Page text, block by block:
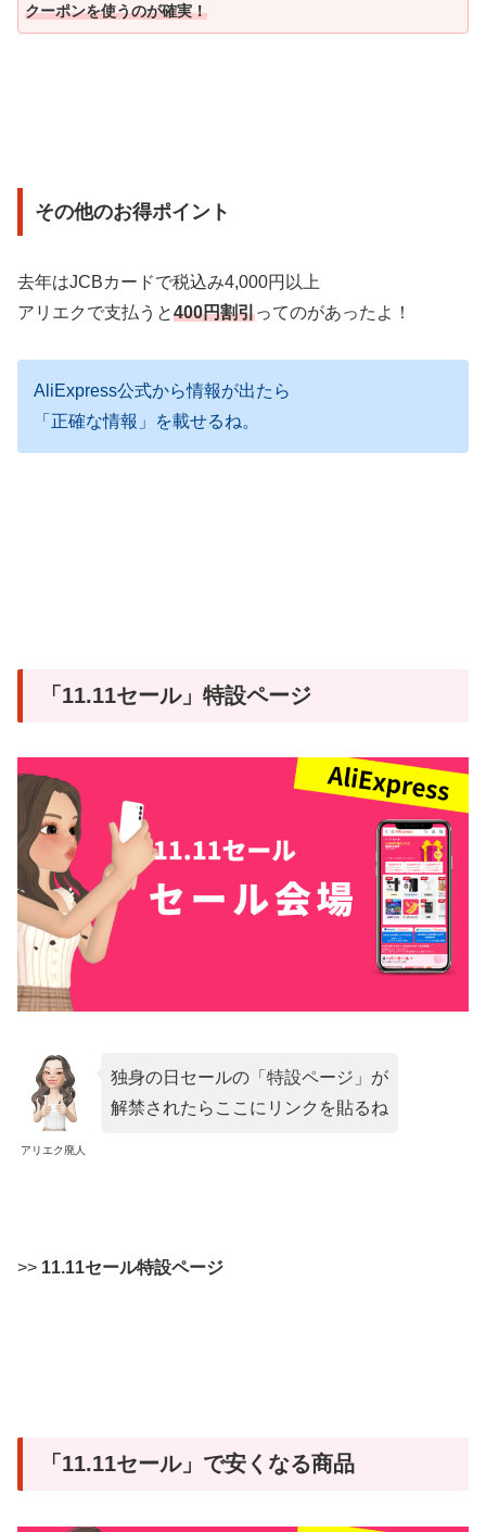
クーポンを使うのが確実！
その他のお得ポイント
去年はJCBカードで税込み4,000円以上
アリエクで支払うと400円割引ってのがあったよ！
AliExpress公式から情報が出たら
「正確な情報」を載せるね。
「11.11セール」特設ページ
アリエク廃人
独身の日セールの「特設ページ」が
解禁されたらここにリンクを貼るね
>> 11.11セール特設ページ
「11.11セール」で安くなる商品